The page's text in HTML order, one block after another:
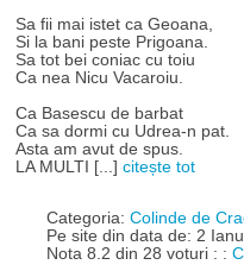
Sa fii mai istet ca Geoana,
Si la bani peste Prigoana.
Sa tot bei coniac cu toiu
Ca nea Nicu Vacaroiu.
Ca Basescu de barbat
Ca sa dormi cu Udrea-n pat.
Asta am avut de spus.
LA MULTI [...]citește tot
Categoria: Colinde de
Pe site din data de: 2
Nota 8.2 din 28 voturi : :